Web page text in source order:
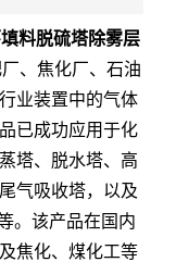
料脱硫塔除雾层
、焦化厂、石油
业装置中的气体
已成功应用于化
塔、脱水塔、高
气吸收塔，以及
。该产品在国内
焦化、煤化工等